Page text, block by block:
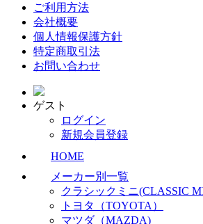
ご利用方法
会社概要
個人情報保護方針
特定商取引法
お問い合わせ
ゲスト
ログイン
新規会員登録
HOME
メーカー別一覧
クラシックミニ(CLASSIC
トヨタ（TOYOTA）
マツダ（MAZDA)